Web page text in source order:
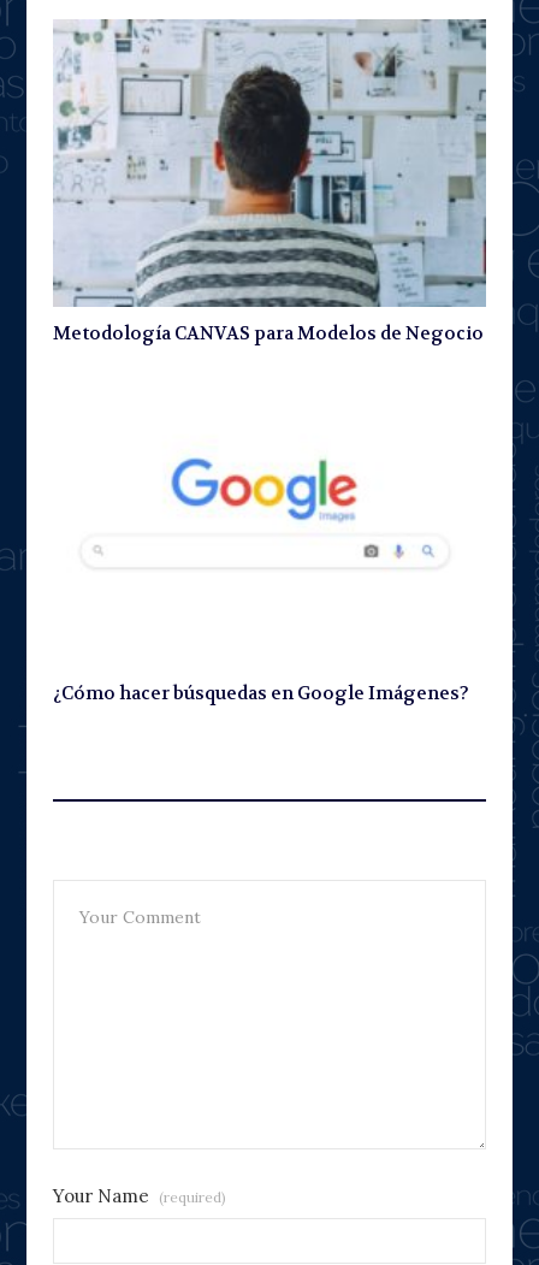
Metodología CANVAS para Modelos de Negocio
¿Cómo hacer búsquedas en Google Imágenes?
Your Name (required)